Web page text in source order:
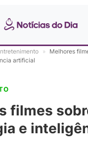
» Melhores
artificial
filmes
e